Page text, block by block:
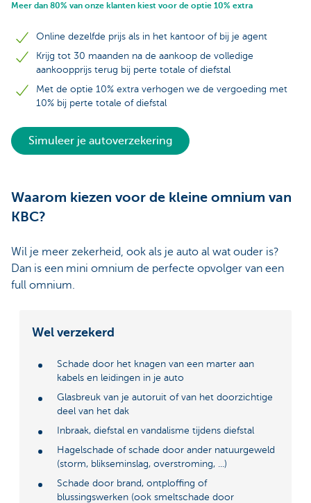
Meer dan 80% van onze klanten kiest voor de optie 10% extra
Online dezelfde prijs als in het kantoor of bij je agent
Krijg tot 30 maanden na de aankoop de volledige
aankoopprijs terug bij perte totale of diefstal
Met de optie 10% extra verhogen we de vergoeding met
10% bij perte totale of diefstal
Simuleer je autoverzekering
Waarom kiezen voor de kleine omnium van
KBC?
Wil je meer zekerheid, ook als je auto al wat ouder is?
Dan is een mini omnium de perfecte opvolger van een
full omnium.
Wel verzekerd
Schade door het knagen van een marter aan
kabels en leidingen in je auto
Glasbreuk van je autoruit of van het doorzichtige
deel van het dak
Inbraak, diefstal en vandalisme tijdens diefstal
Hagelschade of schade door ander natuurgeweld
(storm, blikseminslag, overstroming, ...)
Schade door brand, ontploffing of
blussingswerken (ook smeltschade door